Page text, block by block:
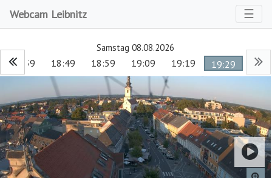
Webcam Leibnitz ☰
Samstag 08.08.2026
18:39 18:49 18:59 19:09 19:19 19:29